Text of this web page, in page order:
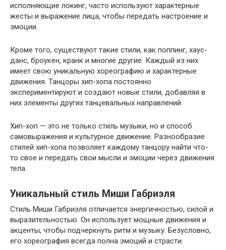
исполняющие локинг, часто используют характерные
жесты и выражение лица, чтобы передать настроение и
эмоции.
Кроме того, существуют такие стили, как поппинг, хаус-
данс, броукен, кранк и многие другие. Каждый из них
имеет свою уникальную хореографию и характерные
движения. Танцоры хип-хопа постоянно
экспериментируют и создают новые стили, добавляя в
них элементы других танцевальных направлений.
Хип-хоп — это не только стиль музыки, но и способ
самовыражения и культурное движение. Разнообразие
стилей хип-хопа позволяет каждому танцору найти что-
то свое и передать свои мысли и эмоции через движения
тела.
Уникальный стиль Миши Габриэля
Стиль Миши Габриэля отличается энергичностью, силой и
выразительностью. Он использует мощные движения и
акценты, чтобы подчеркнуть ритм и музыку. Безусловно,
его хореография всегда полна эмоций и страсти.